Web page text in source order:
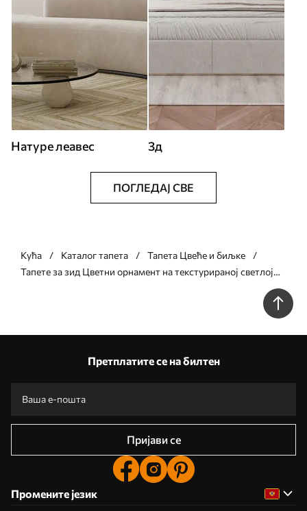
Натуре леавес 3д
ПОГЛЕДАЈ СВЕ
Кућа Каталог тапета
Тапета Цвеће и биљке
Тапете за зид Цветни орнамент на текстурираној светлој
Претплатите се на билтен
Пријави се
Промените језик